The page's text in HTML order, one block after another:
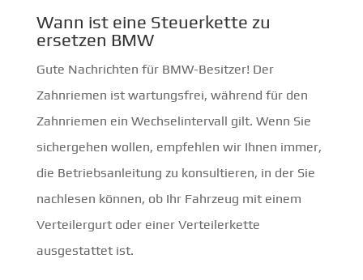
Wann ist eine Steuerkette zu
ersetzen BMW
Gute Nachrichten für BMW-Besitzer! Der
Zahnriemen ist wartungsfrei, während für den
Zahnriemen ein Wechselintervall gilt. Wenn Sie
sichergehen wollen, empfehlen wir Ihnen immer,
die Betriebsanleitung zu konsultieren, in der Sie
nachlesen können, ob Ihr Fahrzeug mit einem
Verteilergurt oder einer Verteilerkette
ausgestattet ist.